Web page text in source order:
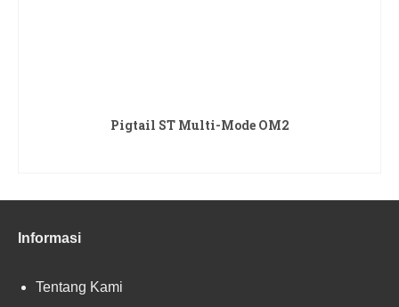
Pigtail ST Multi-Mode OM2
Informasi
Tentang Kami